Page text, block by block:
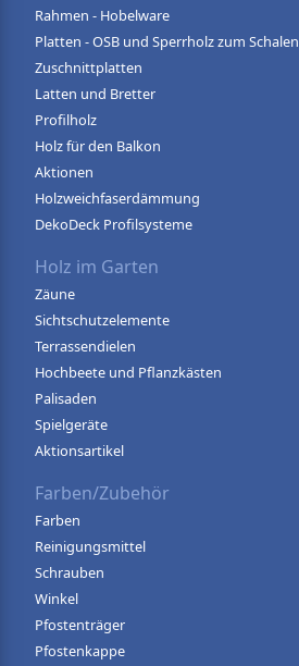
Rahmen - Hobelware
Platten - OSB und Sperrholz zum Schalen
Zuschnittplatten
Latten und Bretter
Profilholz
Holz für den Balkon
Aktionen
Holzweichfaserdämmung
DekoDeck Profilsysteme
Holz im Garten
Zäune
Sichtschutzelemente
Terrassendielen
Hochbeete und Pflanzkästen
Palisaden
Spielgeräte
Aktionsartikel
Farben/Zubehör
Farben
Reinigungsmittel
Schrauben
Winkel
Pfostenträger
Pfostenkappe